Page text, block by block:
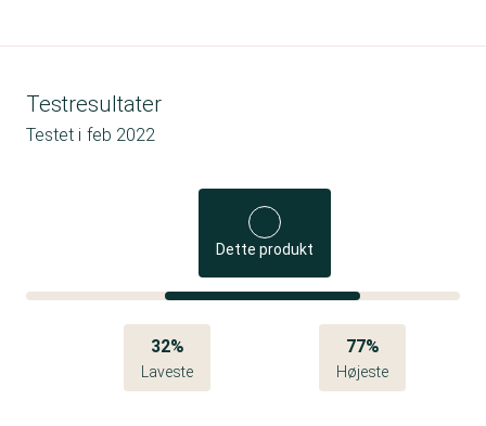
Testresultater
Testet i feb 2022
Dette produkt
32%
Laveste
77%
Højeste